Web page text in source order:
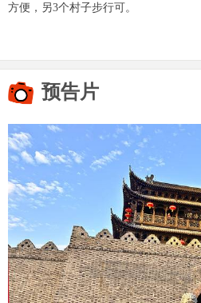
方便，另3个村子步行可。
预告片